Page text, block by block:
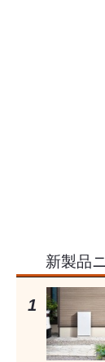
新製品